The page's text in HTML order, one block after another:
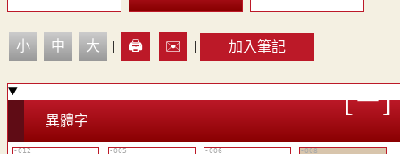
小 中 大 | 🖨️ ✉️ | 加入筆記
異體字